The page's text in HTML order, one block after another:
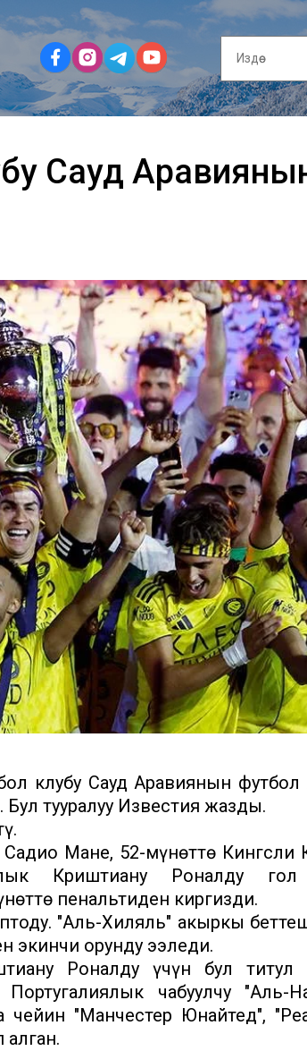
Сауд
клубу Сауд Аравиянын
тууралуу Известия жазды.
Садио Мане, 52-мүнөттө Кингсли
Криштиану Роналду гол
пенальтиден киргизди.
"Аль-Хиляль" акыркы
экинчи орунду ээледи.
Роналду үчүн бул титул
чабуулчу "Аль-
чейин "Манчестер Юнайтед",